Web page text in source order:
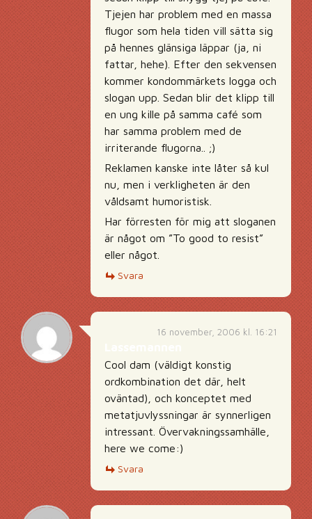
Tjejen har problem med en massa
flugor som hela tiden vill sätta sig
på hennes glänsiga läppar (ja, ni
fattar, hehe). Efter den sekvensen
kommer kondommärkets logga och
slogan upp. Sedan blir det klipp till
en ung kille på samma café som
har samma problem med de
irriterande flugorna.. ;)
Reklamen kanske inte låter så kul
nu, men i verkligheten är den
våldsamt humoristisk.
Har förresten för mig att sloganen
är något om ”To good to resist”
eller något.
Svara
16 november, 2006 kl. 16:21
Cool dam (väldigt konstig
ordkombination det där, helt
oväntad), och konceptet med
metatjuvlyssningar är synnerligen
intressant. Övervakningssamhälle,
here we come:)
Svara